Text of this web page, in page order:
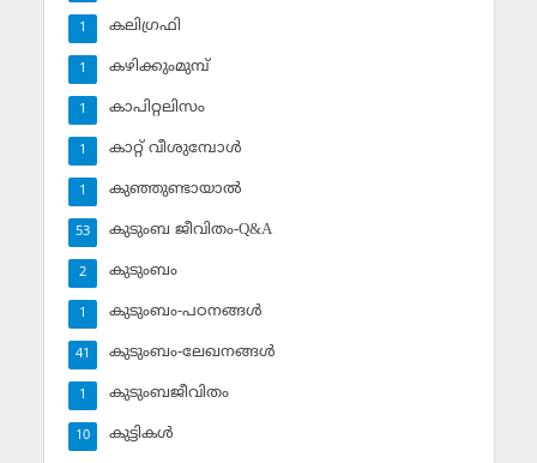
കലിഗ്രഫി
1
കഴിക്കുംമുമ്പ്
1
കാപിറ്റലിസം
1
കാറ്റ് വീശുമ്പോള്‍
1
കുഞ്ഞുണ്ടായാല്‍
1
കുടുംബ ജീവിതം-Q&A
53
കുടുംബം
2
കുടുംബം-പഠനങ്ങള്‍
1
കുടുംബം-ലേഖനങ്ങള്‍
41
കുടുംബജീവിതം
1
കുട്ടികള്‍
10